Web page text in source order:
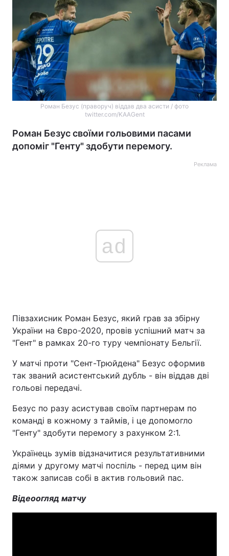
Роман Безус (праворуч) віддав два асисти / фото
twitter.com/KAAGent
Роман Безус своїми гольовими пасами
допоміг "Генту" здобути перемогу.
Реклама
ad
Півзахисник Роман Безус, який грав за збірну
України на Євро-2020, провів успішний матч за
"Гент" в рамках 20-го туру чемпіонату Бельгії.
У матчі проти "Сент-Трюйдена" Безус оформив
так званий асистентський дубль - він віддав дві
гольові передачі.
Безус по разу асистував своїм партнерам по
команді в кожному з таймів, і це допомогло
"Генту" здобути перемогу з рахунком 2:1.
Українець зумів відзначитися результативними
діями у другому матчі поспіль - перед цим він
також записав собі в актив гольовий пас.
Відеоогляд матчу